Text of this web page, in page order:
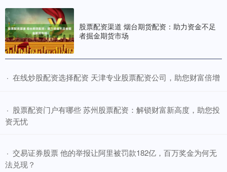
股票配资渠道 烟台期货配资：助力资金不足
者掘金期货市场
· ​在线炒股配资选择配资 天津专业股票配资公司，助您财富倍增
· ​股票配资门户有哪些 苏州股票配资：解锁财富新高度，助您投
资无忧
· ​交易证券股票 他的举报让阿里被罚款182亿，百万奖金为何无
法兑现？